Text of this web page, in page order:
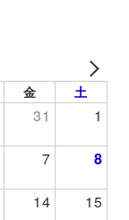
金 土
31 1
7 8
14 15